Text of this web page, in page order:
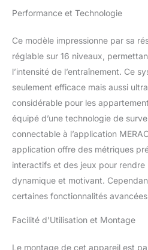
de
allongé
grande
grande
les
taille.
jusqu'à
écran
vos
vous en
Performance et Technologie
Ce modèle impressionne par sa
réglable sur 16 niveaux,
l’intensité de l’entraînement. Ce
seulement efficace mais aussi
considérable pour les
équipé d’une technologie de
connectable à l’application
application offre des métriques
interactifs et des jeux pour rendre
dynamique et motivant.
certaines fonctionnalités
Facilité d’Utilisation et Montage
Le montage de cet appareil est